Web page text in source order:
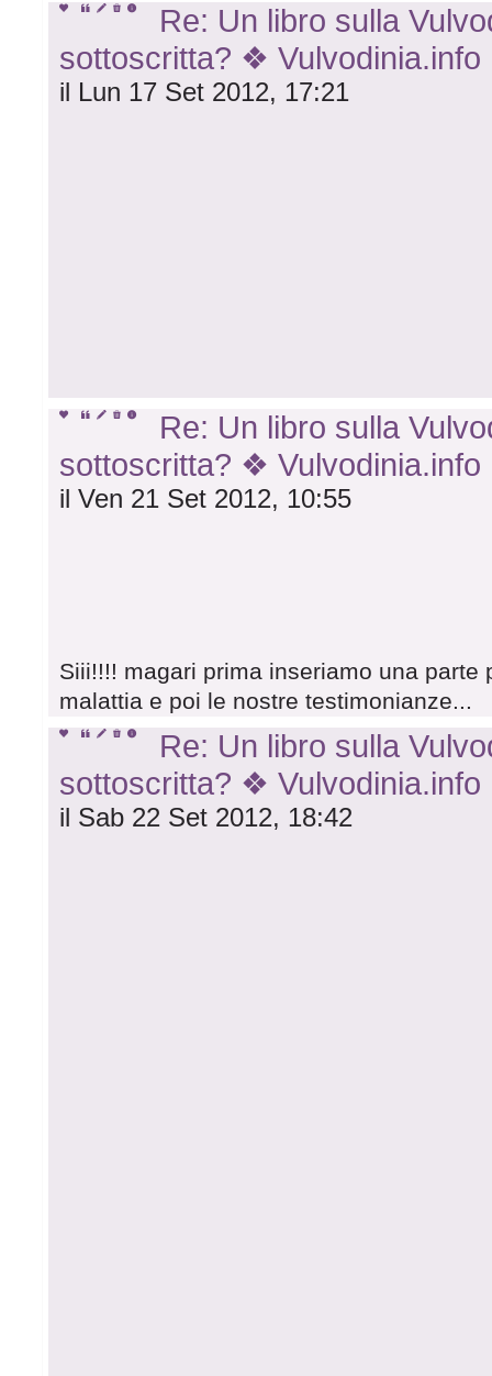
Re: Un libro sulla
sottoscritta? ❖ Vulvodinia.info
il Lun 17 Set 2012, 17:21
Re: Un libro sulla
sottoscritta? ❖ Vulvodinia.info
il Ven 21 Set 2012, 10:55
Siii!!!! magari prima inseriamo una parte
malattia e poi le nostre testimonianze...
Re: Un libro sulla
sottoscritta? ❖ Vulvodinia.info
il Sab 22 Set 2012, 18:42